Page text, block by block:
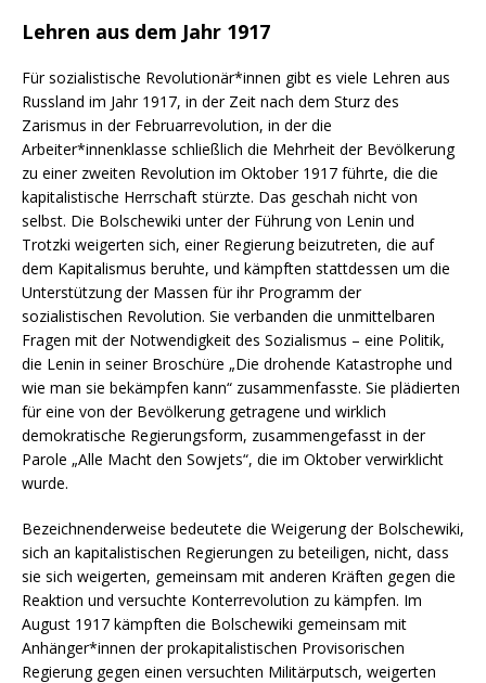
Lehren aus dem Jahr 1917
Für sozialistische Revolutionär*innen gibt es viele Lehren aus
Russland im Jahr 1917, in der Zeit nach dem Sturz des
Zarismus in der Februarrevolution, in der die
Arbeiter*innenklasse schließlich die Mehrheit der Bevölkerung
zu einer zweiten Revolution im Oktober 1917 führte, die die
kapitalistische Herrschaft stürzte. Das geschah nicht von
selbst. Die Bolschewiki unter der Führung von Lenin und
Trotzki weigerten sich, einer Regierung beizutreten, die auf
dem Kapitalismus beruhte, und kämpften stattdessen um die
Unterstützung der Massen für ihr Programm der
sozialistischen Revolution. Sie verbanden die unmittelbaren
Fragen mit der Notwendigkeit des Sozialismus – eine Politik,
die Lenin in seiner Broschüre „Die drohende Katastrophe und
wie man sie bekämpfen kann“ zusammenfasste. Sie plädierten
für eine von der Bevölkerung getragene und wirklich
demokratische Regierungsform, zusammengefasst in der
Parole „Alle Macht den Sowjets“, die im Oktober verwirklicht
wurde.
Bezeichnenderweise bedeutete die Weigerung der Bolschewiki,
sich an kapitalistischen Regierungen zu beteiligen, nicht, dass
sie sich weigerten, gemeinsam mit anderen Kräften gegen die
Reaktion und versuchte Konterrevolution zu kämpfen. Im
August 1917 kämpften die Bolschewiki gemeinsam mit
Anhänger*innen der prokapitalistischen Provisorischen
Regierung gegen einen versuchten Militärputsch, weigerten